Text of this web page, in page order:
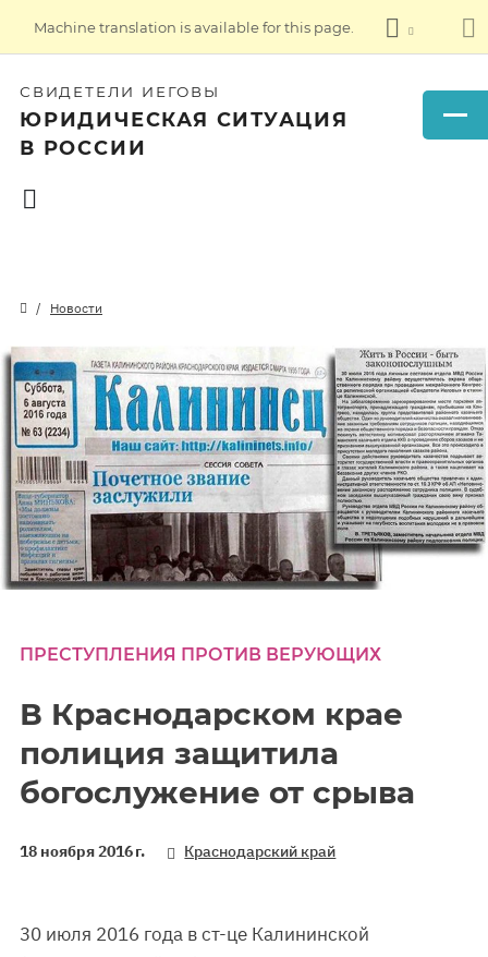
Machine translation is available for this page.
СВИДЕТЕЛИ ИЕГОВЫ
ЮРИДИЧЕСКАЯ СИТУАЦИЯ
В РОССИИ
Новости
ПРЕСТУПЛЕНИЯ ПРОТИВ ВЕРУЮЩИХ
В Краснодарском крае
полиция защитила
богослужение от срыва
18 ноября 2016 г. Краснодарский край
30 июля 2016 года в ст-це Калининской